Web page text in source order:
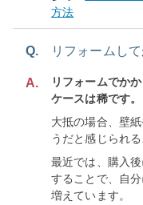
方法
Q. リフォームし
A.
リフォームでか
ケースは稀です。
大抵の場合、壁
うだと感じられ
最近では、購入
することで、自
増えています。